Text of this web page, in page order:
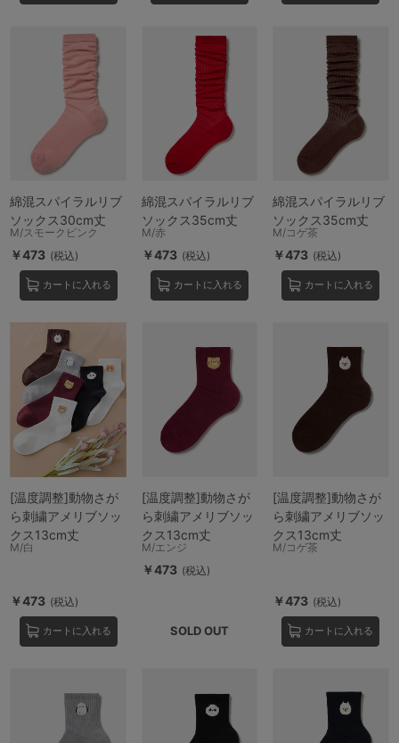
綿混スパイラルリブ
ソックス30cm丈
M/スモークピンク
￥473 (税込)
カートに入れる
綿混スパイラルリブ
ソックス35cm丈
M/赤
￥473 (税込)
カートに入れる
綿混スパイラルリブ
ソックス35cm丈
M/コゲ茶
￥473 (税込)
カートに入れる
[温度調整]動物さが
ら刺繍アメリブソッ
クス13cm丈
M/白
￥473 (税込)
カートに入れる
[温度調整]動物さが
ら刺繍アメリブソッ
クス13cm丈
M/エンジ
￥473 (税込)
SOLD OUT
[温度調整]動物さが
ら刺繍アメリブソッ
クス13cm丈
M/コゲ茶
￥473 (税込)
カートに入れる